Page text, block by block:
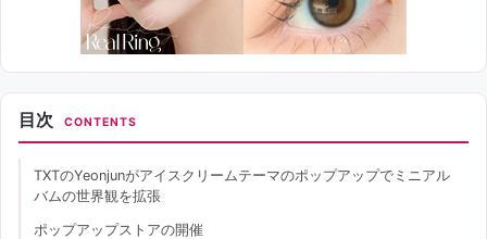
目次 CONTENTS
TXTのYeonjunがアイスクリームテーマのポップアップでミニアル
バムの世界観を拡張
ポップアップストアの開催